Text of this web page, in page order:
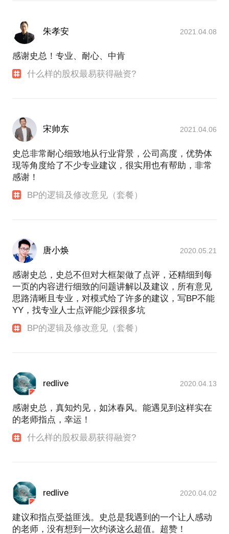
朱孝安 2021.04.08
感谢史总！专业、耐心、中肯
什么样的股权最易获得融资?
宋帅东 2021.04.06
史总非常耐心细致地从行业背景，公司高度，优势体
现等角度给了不少专业建议，很实用也有帮助，非常
感谢！
BP的逻辑及修改意见（套餐）
唐小焕 2020.05.21
感谢史总，史总不但对大框架做了点评，还精细到每
一页的内容进行细致的问题讲解以及建议，所有意见
思路清晰且专业，对模式给了许多的建议，写BP不能
YY，找专业人士点评能少踩很多坑
BP的逻辑及修改意见（套餐）
redlive 2020.04.13
感谢史总，真知灼见，如沐春风。能遇见到这样实在
的老师指点，幸运！
什么样的股权最易获得融资?
redlive 2020.04.02
建议和指点受益匪浅。史总是我遇到的一个让人感动
的老师，没有想到一次约谈这么超值。超赞！